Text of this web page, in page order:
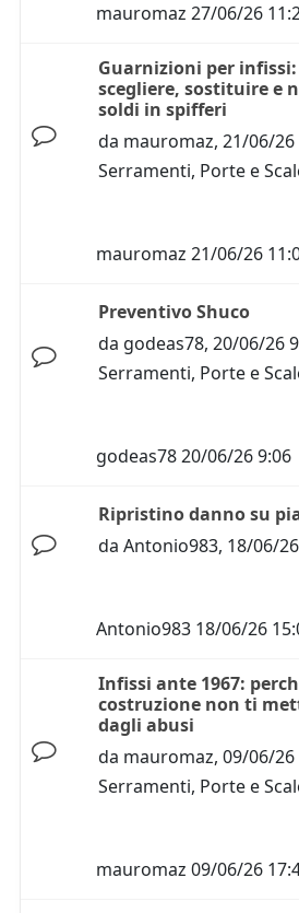
mauromaz 27/06/26
Guarnizioni per
scegliere, sostituire e
soldi in spifferi
da mauromaz, 21/06/26
Serramenti, Porte e
mauromaz 21/06/26
Preventivo Shuco
da godeas78, 20/06/26
Serramenti, Porte e
godeas7820/06/26 9:06
Ripristino danno su
da Antonio983, 18/06/
Antonio983 18/06/26
Infissi ante 1967:
costruzione non ti
dagli abusi
da mauromaz, 09/06/26
Serramenti, Porte e
mauromaz 09/06/26